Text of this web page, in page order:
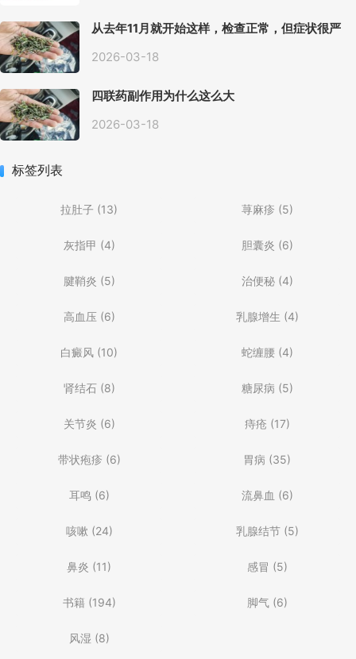
从去年11月就开始这样，检查正常，但症状很严
食物发酵气体的难受感，打出来就好一些，还一
2026-03-18
四联药副作用为什么这么大
2026-03-18
标签列表
拉肚子 (13) 荨麻疹 (5)
灰指甲 (4) 胆囊炎 (6)
腱鞘炎 (5) 治便秘(4)
高血压(6) 乳腺增生 (4)
白癜风 (10) 蛇缠腰(4)
肾结石(8) 糖尿病 (5)
关节炎 (6) 痔疮 (17)
带状疱疹 (6) 胃病 (35)
耳鸣(6) 流鼻血 (6)
咳嗽 (24) 乳腺结节(5)
鼻炎 (11) 感冒 (5)
书籍(194) 脚气(6)
风湿 (8)